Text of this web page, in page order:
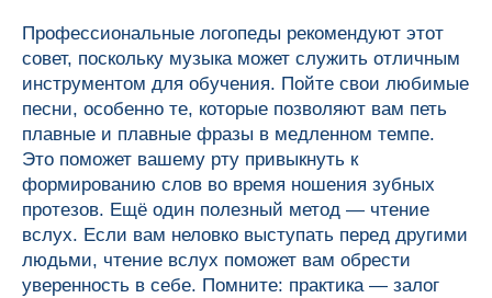
Профессиональные логопеды рекомендуют этот
совет, поскольку музыка может служить отличным
инструментом для обучения. Пойте свои любимые
песни, особенно те, которые позволяют вам петь
плавные и плавные фразы в медленном темпе.
Это поможет вашему рту привыкнуть к
формированию слов во время ношения зубных
протезов. Ещё один полезный метод — чтение
вслух. Если вам неловко выступать перед другими
людьми, чтение вслух поможет вам обрести
уверенность в себе. Помните: практика — залог